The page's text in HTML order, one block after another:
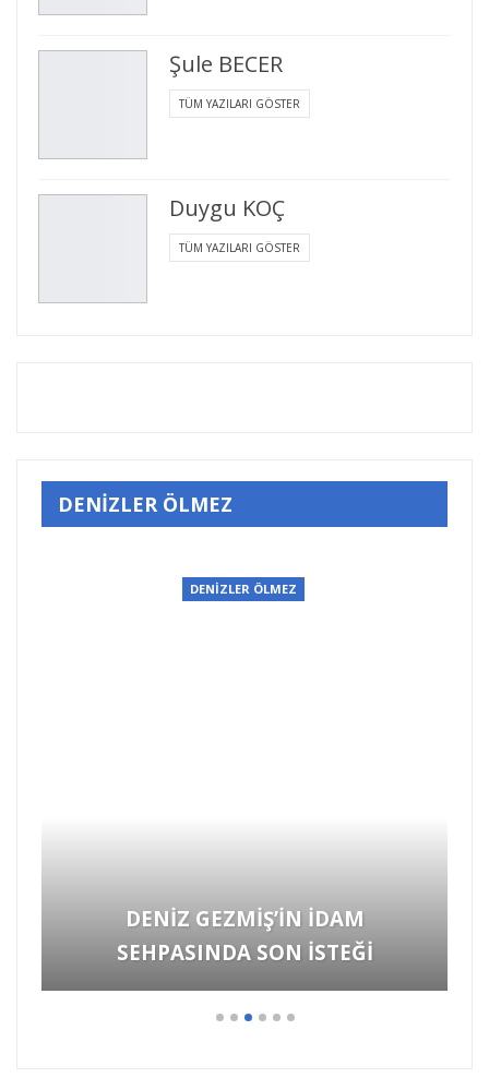
Şule BECER
TÜM YAZILARI GÖSTER
Duygu KOÇ
TÜM YAZILARI GÖSTER
DENİZLER ÖLMEZ
DENİZLER ÖLMEZ
HARUN KARADENİZ